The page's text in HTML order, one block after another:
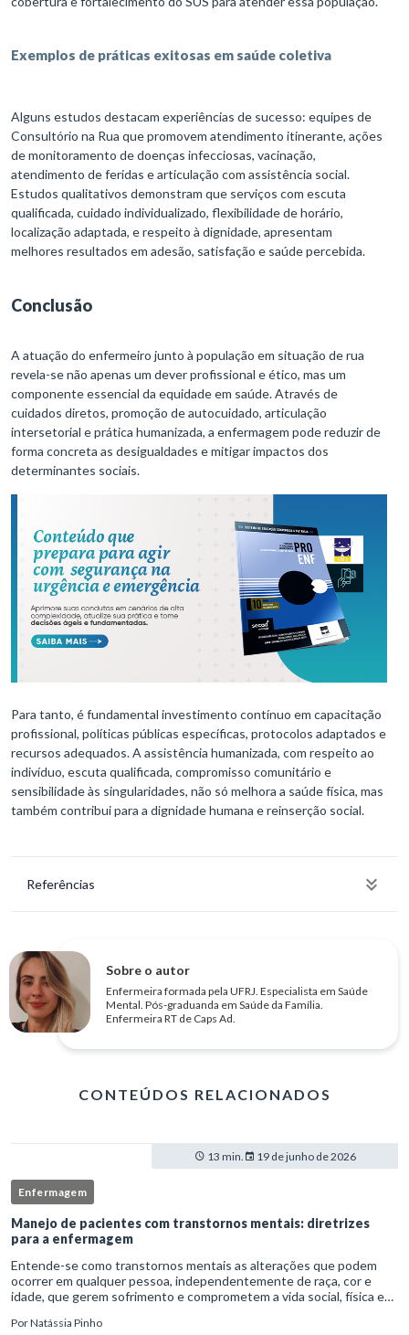
Exemplos de práticas exitosas em saúde coletiva
Alguns estudos destacam experiências de sucesso: equipes de
Consultório na Rua que promovem atendimento itinerante, ações
de monitoramento de doenças infecciosas, vacinação,
atendimento de feridas e articulação com assistência social.
Estudos qualitativos demonstram que serviços com escuta
qualificada, cuidado individualizado, flexibilidade de horário,
localização adaptada, e respeito à dignidade, apresentam
melhores resultados em adesão, satisfação e saúde percebida.
Conclusão
A atuação do enfermeiro junto à população em situação de rua
revela-se não apenas um dever profissional e ético, mas um
componente essencial da equidade em saúde. Através de
cuidados diretos, promoção de autocuidado, articulação
intersetorial e prática humanizada, a enfermagem pode reduzir de
forma concreta as desigualdades e mitigar impactos dos
determinantes sociais.
Para tanto, é fundamental investimento contínuo em capacitação
profissional, políticas públicas específicas, protocolos adaptados e
recursos adequados. A assistência humanizada, com respeito ao
indivíduo, escuta qualificada, compromisso comunitário e
sensibilidade às singularidades, não só melhora a saúde física, mas
também contribui para a dignidade humana e reinserção social.
Referências
Sobre o autor
Enfermeira formada pela UFRJ. Especialista em Saúde
Mental. Pós-graduanda em Saúde da Família.
Enfermeira RT de Caps Ad.
CONTEÚDOS RELACIONADOS
13 min. 19 de junho de 2026
Enfermagem
Manejo de pacientes com transtornos mentais: diretrizes
para a enfermagem
Entende-se como transtornos mentais as alterações que podem
ocorrer em qualquer pessoa, independentemente de raça, cor e
idade, que gerem sofrimento e comprometem a vida social, física e
PorNatássia Pinho